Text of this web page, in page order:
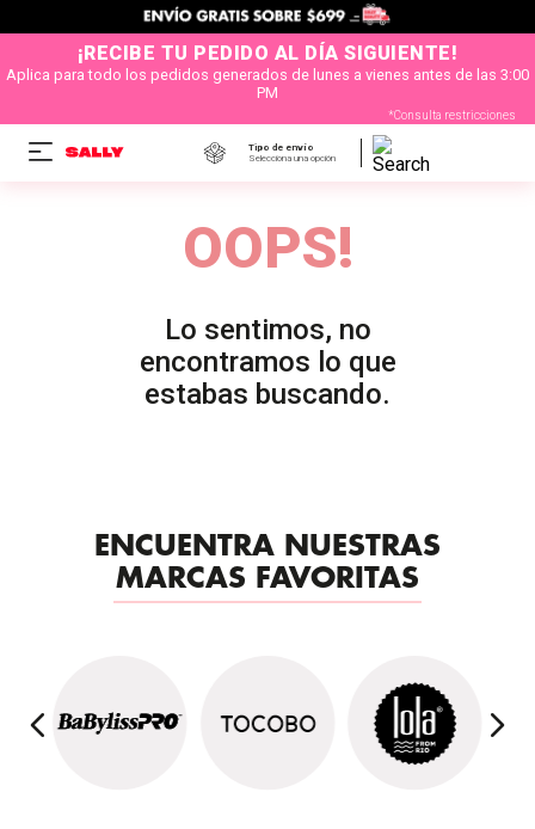
¡RECIBE TU PEDIDO AL DÍA SIGUIENTE!
Aplica para todo los pedidos generados de lunes a vienes antes de las 3:00
PM
*Consulta restricciones
Tipo de envío
Selecciona una opción
OOPS!
ENCUENTRA NUESTRAS
MARCAS FAVORITAS